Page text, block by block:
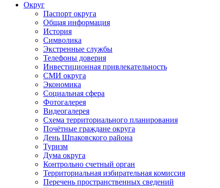
Округ
Паспорт округа
Общая информация
История
Символика
Экстренные службы
Телефоны доверия
Инвестиционная привлекательность
СМИ округа
Экономика
Социальная сфера
Фотогалерея
Видеогалерея
Схема территориального планирования
Почётные граждане округа
День Шпаковского района
Туризм
Дума округа
Контрольно счетный орган
Территориальная избирательная комиссия
Перечень пространственных сведений